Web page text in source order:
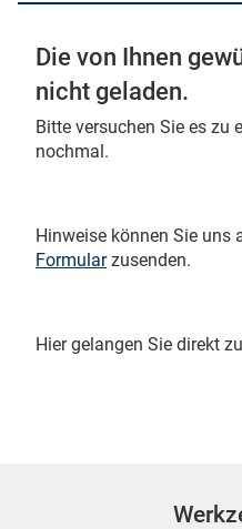
starten
Die von Ihnen
nicht geladen.
Bitte versuchen Sie es zu
nochmal.
Hinweise können Sie uns
Formularzusenden.
Hier gelangen Sie direkt